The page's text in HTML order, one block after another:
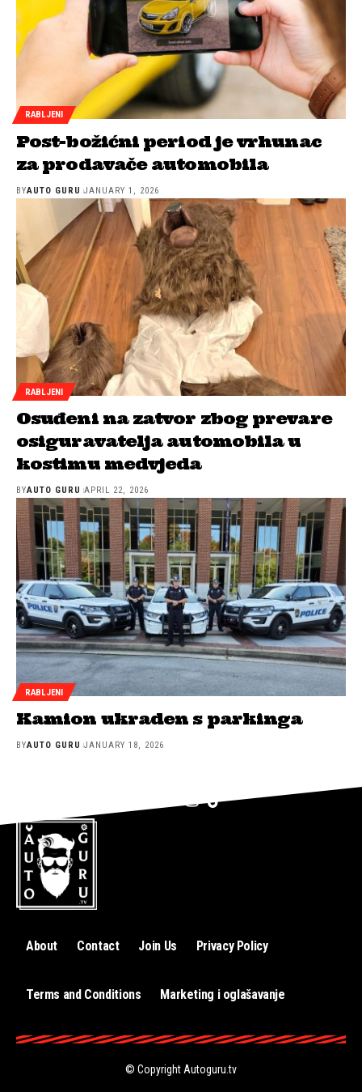
RABLJENI
Post-božićni period je vrhunac
za prodavače automobila
BYAUTO GURU JANUARY 1, 2026
RABLJENI
Osuđeni na zatvor zbog prevare
osiguravatelja automobila u
kostimu medvjeda
BYAUTO GURU APRIL 22, 2026
RABLJENI
Kamion ukraden s parkinga
BYAUTO GURU JANUARY 18, 2026
About Contact Join Us Privacy Policy
Terms and Conditions Marketing i oglašavanje
© Copyright Autoguru.tv